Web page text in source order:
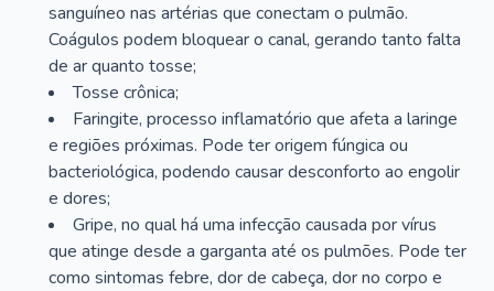
sanguíneo nas artérias que conectam o pulmão.
Coágulos podem bloquear o canal, gerando tanto falta
de ar quanto tosse;
Tosse crônica;
Faringite, processo inflamatório que afeta a laringe
e regiões próximas. Pode ter origem fúngica ou
bacteriológica, podendo causar desconforto ao engolir
e dores;
Gripe, no qual há uma infecção causada por vírus
que atinge desde a garganta até os pulmões. Pode ter
como sintomas febre, dor de cabeça, dor no corpo e